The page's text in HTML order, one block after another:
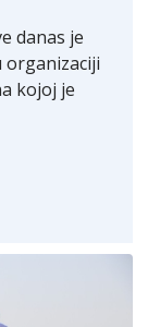
danas je
organizaciji
kojoj je